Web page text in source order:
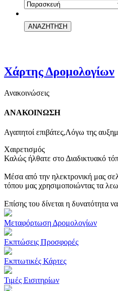
Χάρτης Δρομολογίων
Ανακοινώσεις
ΑΝΑΚΟΙΝΩΣΗ
Αγαπητοί επιβάτες,Λόγω της
Χαιρετισμός
Καλώς ήλθατε στο Διαδικτυακό
Μέσα από την ηλεκτρονική μας
τόπου μας χρησιμοποιώντας τα
Επίσης του δίνεται η δυνατότητα
Μεταφόρτωση Δρομολογίων
Εκπτώσεις Προσφορές
Εκπτωτικές Κάρτες
Τιμές Εισιτηρίων